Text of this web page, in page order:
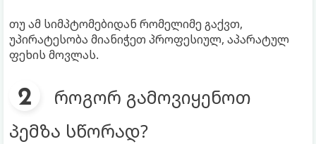
თუ ამ სიმპტომებიდან რომელიმე გაქვთ,
უპირატესობა მიანიჭეთ პროფესიულ, აპარატულ
ფეხის მოვლას.
როგორ გამოვიყენოთ
პემზა სწორად?